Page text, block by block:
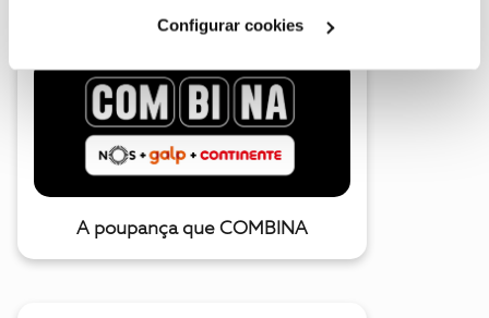
Configurar cookies
A poupança que COMBINA